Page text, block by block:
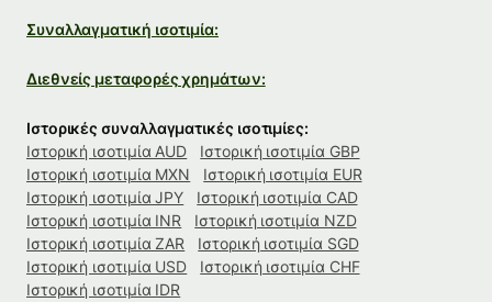
Συναλλαγματική ισοτιμία:
Διεθνείς μεταφορές χρημάτων:
Ιστορικές συναλλαγματικές ισοτιμίες:
Ιστορική ισοτιμία AUD
Ιστορική ισοτιμία GBP
Ιστορική ισοτιμία MXN
Ιστορική ισοτιμία EUR
Ιστορική ισοτιμία JPY
Ιστορική ισοτιμία CAD
Ιστορική ισοτιμία INR
Ιστορική ισοτιμία NZD
Ιστορική ισοτιμία ZAR
Ιστορική ισοτιμία SGD
Ιστορική ισοτιμία USD
Ιστορική ισοτιμία CHF
Ιστορική ισοτιμία IDR